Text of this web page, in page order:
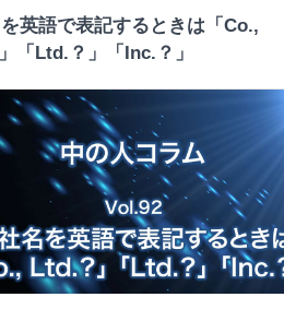
英語で表記するときは「Co.,
「Ltd.？」「Inc.？」